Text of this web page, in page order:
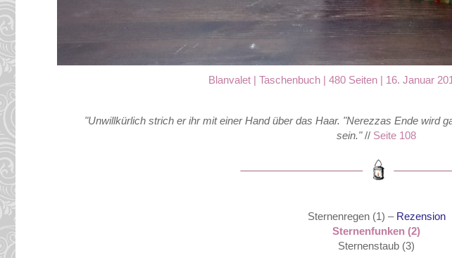
Blanvalet | Taschenbuch | 480 Seiten | 16. Januar
"Unwillkürlich strich er ihr mit einer Hand über das Haar. "Nerezzas Ende wird
sein."// Seite 108
Sternenregen (1) – Rezension
Sternenfunken (2)
Sternenstaub (3)